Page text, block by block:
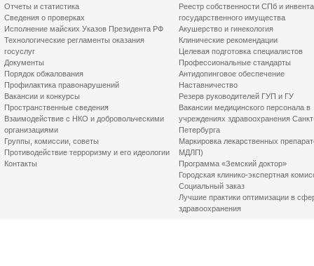
Отчеты и статистика
Сведения о проверках
Исполнение майских Указов Президента РФ
Технологические регламенты оказания
госуслуг
Документы
Порядок обжалования
Профилактика правонарушений
Вакансии и конкурсы
Пространственные сведения
Взаимодействие с НКО и добровольческими
организациями
Группы, комиссии, советы
Противодействие терроризму и его идеологии
Контакты
Реестр собственности СПб и
государственного имущества
Акушерство и гинекология
Клинические рекомендации
Целевая подготовка специалистов
Профессиональные стандарты
Антидопинговое обеспечение
Наставничество
Резерв руководителей ГУП и ГУ
Вакансии медицинского персонала в
учреждениях здравоохранения
Петербурга
Маркировка лекарственных
МДЛП)
Программа «Земский доктор»
Городская клинико-экспертная
Социальный заказ
Лучшие практики оптимизации в
здравоохранения